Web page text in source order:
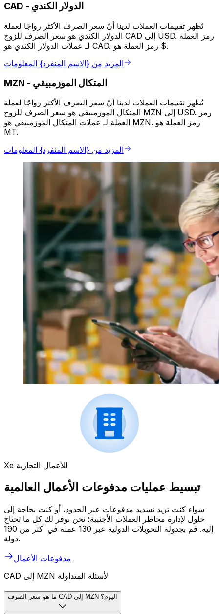
CAD - الدولار الكندي
تُظهر تقييمات العملات لدينا أنّ سعر الصرف الأكثر رواجًا لعملة
الدولار الكندي هو سعر الصرف للزوج CAD إلى USD. رمز العملة
لـ عملات الدولار الكندي هو CAD. رمز العملة هو $.
المزيد من {الاسم المنفرد} المعلومات
MZN - المتكال الموزمبيقي
تُظهر تقييمات العملات لدينا أنّ سعر الصرف الأكثر رواجًا لعملة
المتكال الموزمبيقي هو سعر الصرف للزوج MZN إلى USD. رمز
العملة لـ عملات المتكال الموزمبيقي هو MZN. رمز العملة هو
MT.
المزيد من {الاسم المنفرد} المعلومات
Xe للأعمال التجارية
تبسيط عمليات مدفوعات الأعمال العالمية
سواء كنت تريد تسديد مدفوعات عبر الحدود، أو كنت بحاجة إلى
حلول لإدارة مخاطر العملات الأجنبية؛ نحن نوفر لك كل ما تحتاج
إليه. قم بجدولة التحويلات الدولية عبر 130 عملة في أكثر من 190
دولة.
مدفوعات الأعمال
CAD إلى MZN الأسئلة المتداولة
ما هو سعر الصرف CAD إلى MZN اليوم؟